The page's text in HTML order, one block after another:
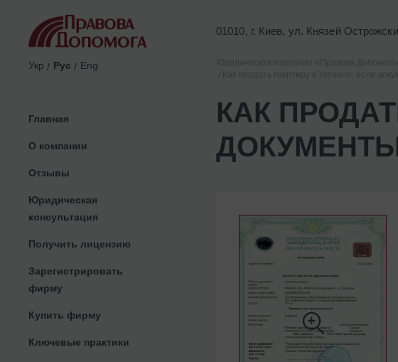
01010, г. Киев, ул. Князей
Укр Рус Eng
Главная
О компании
Отзывы
Юридическая
консультация
Получить лицензию
Зарегистрировать
фирму
Купить фирму
Ключевые практики
КАК